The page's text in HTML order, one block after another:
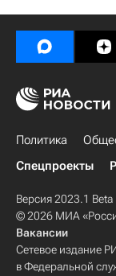
Политика
Спецпроекты
Версия 2023.1 Beta
© 2026 МИА
Вакансии
Сетевое издание
в Федеральной